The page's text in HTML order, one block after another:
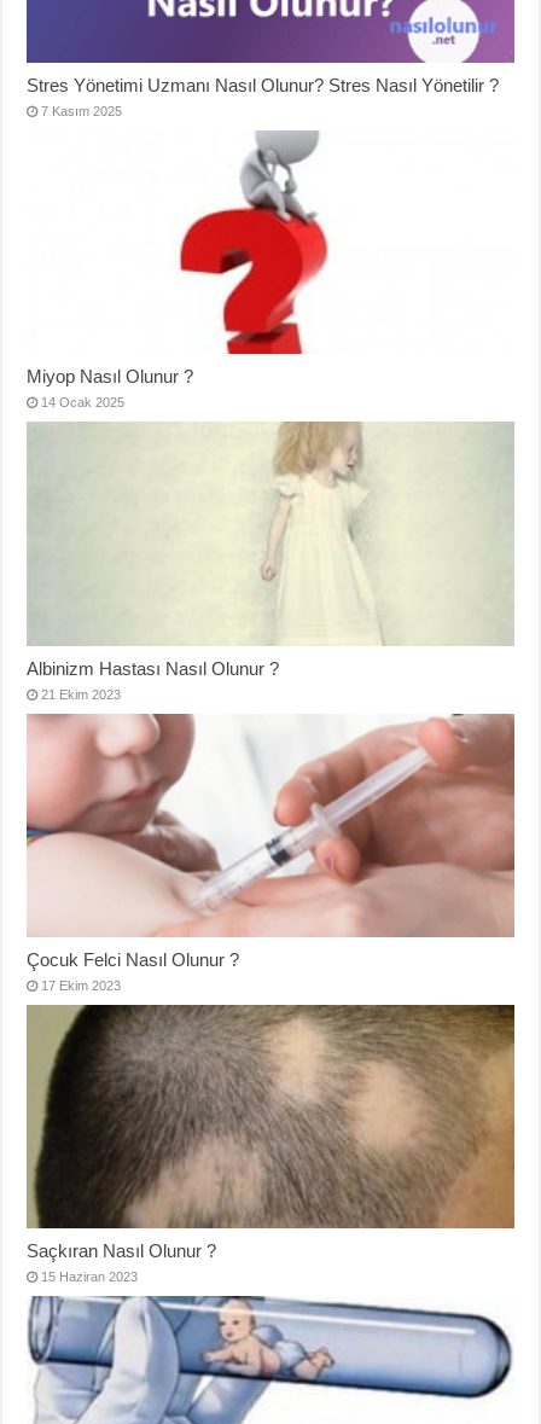
Stres Yönetimi Uzmanı Nasıl Olunur? Stres Nasıl Yönetilir ?
7 Kasım 2025
Miyop Nasıl Olunur ?
14 Ocak 2025
Albinizm Hastası Nasıl Olunur ?
21 Ekim 2023
Çocuk Felci Nasıl Olunur ?
17 Ekim 2023
Saçkıran Nasıl Olunur ?
15 Haziran 2023